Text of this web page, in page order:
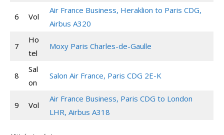
6 Vol
Air France Business, Heraklion to Paris CDG,
Airbus A320
7
Ho
tel
Moxy Paris Charles-de-Gaulle
8
Sal
on
Salon Air France, Paris CDG 2E-K
9 Vol
Air France Business, Paris CDG to London
LHR, Airbus A318